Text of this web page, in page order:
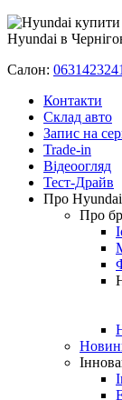
Салон: 0631423241
Контакти
Склад авто
Запис на
Trade-in
Відеоогляд
Тест-Драйв
Про Hyundai
Про